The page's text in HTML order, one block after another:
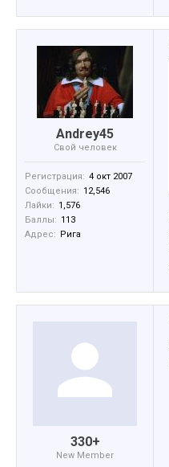
Andrey45
Свой человек
Регистрация: 4 окт 2007
Сообщения: 12,546
Лайки: 1,576
Баллы: 113
Адрес:
Рига
330+
New Member